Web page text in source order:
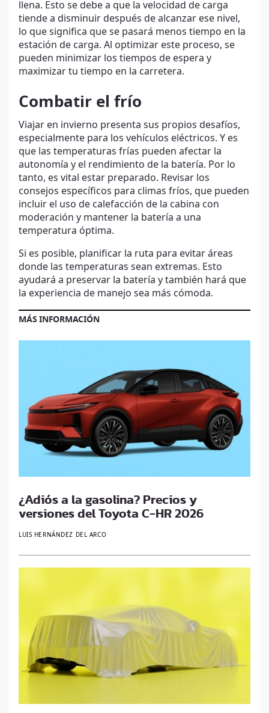
llena. Esto se debe a que la velocidad de carga
tiende a disminuir después de alcanzar ese nivel,
lo que significa que se pasará menos tiempo en la
estación de carga. Al optimizar este proceso, se
pueden minimizar los tiempos de espera y
maximizar tu tiempo en la carretera.
Combatir el frío
Viajar en invierno presenta sus propios desafíos,
especialmente para los vehículos eléctricos. Y es
que las temperaturas frías pueden afectar la
autonomía y el rendimiento de la batería. Por lo
tanto, es vital estar preparado. Revisar los
consejos específicos para climas fríos, que pueden
incluir el uso de calefacción de la cabina con
moderación y mantener la batería a una
temperatura óptima.
Si es posible, planificar la ruta para evitar áreas
donde las temperaturas sean extremas. Esto
ayudará a preservar la batería y también hará que
la experiencia de manejo sea más cómoda.
MÁS INFORMACIÓN
¿Adiós a la gasolina? Precios y
versiones del Toyota C-HR 2026
LUIS HERNÁNDEZ DEL ARCO